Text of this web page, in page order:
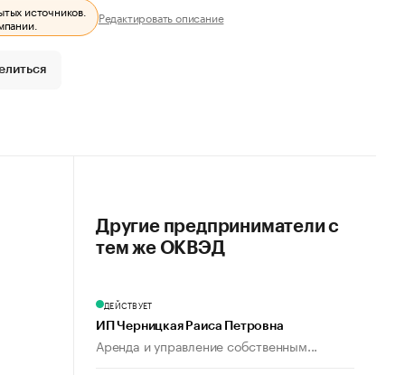
источников.
Редактировать описание
Другие предприниматели с
тем же ОКВЭД
ДЕЙСТВУЕТ
ИП Черницкая Раиса Петровна
Аренда и управление собственным...